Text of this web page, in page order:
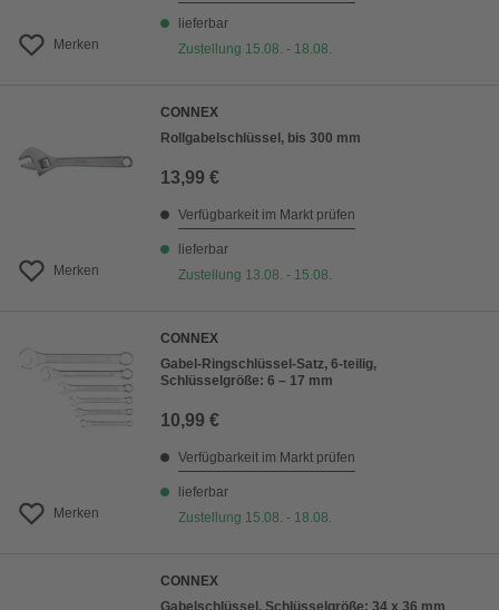
Merken
lieferbar
Zustellung 15.08. - 18.08.
Merken
CONNEX
Rollgabelschlüssel, bis 300 mm
13,99 €
Verfügbarkeit im Markt prüfen
lieferbar
Zustellung 13.08. - 15.08.
Merken
CONNEX
Gabel-Ringschlüssel-Satz, 6-teilig,
Schlüsselgröße: 6 – 17 mm
10,99 €
Verfügbarkeit im Markt prüfen
lieferbar
Zustellung 15.08. - 18.08.
CONNEX